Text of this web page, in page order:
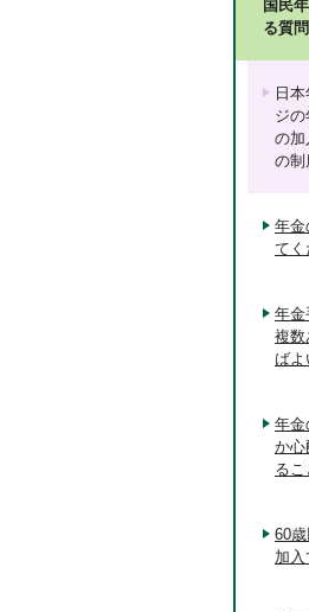
国民
る質問
日
ジ
の加
の制
年金
てく
年金
複数
ばよ
年金
か心
るこ
60
加入